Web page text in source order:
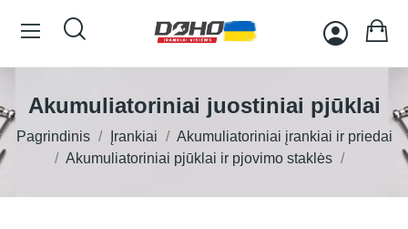
Akumuliatoriniai juostiniai pjūklai
Pagrindinis Įrankiai
Akumuliatoriniai įrankiai ir priedai
Akumuliatoriniai pjūklai ir pjovimo staklės